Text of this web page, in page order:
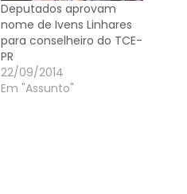
Deputados aprovam
nome de Ivens Linhares
para conselheiro do TCE-
PR
22/09/2014
Em "Assunto"